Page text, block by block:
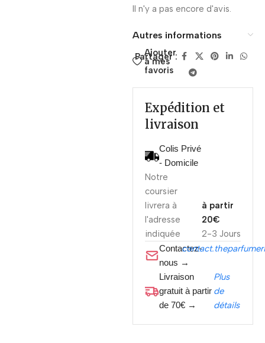
Il n'y a pas encore d'avis.
Autres informations
Ajouter
à mes
favoris
Partager :
Expédition et
livraison
Colis Privé
- Domicile
Notre
coursier
livrera à
l'adresse
indiquée
2-3 Jours
à partir
20€
Contactez-
nous →
Livraison
gratuit à partir
de 70€ →
Plus
de
détails